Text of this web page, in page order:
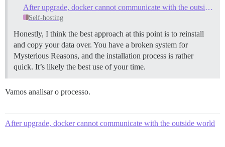
After upgrade, docker cannot communicate with the outside world
Self-hosting
Honestly, I think the best approach at this point is to reinstall
and copy your data over. You have a broken system for
Mysterious Reasons, and the installation process is rather
quick. It’s likely the best use of your time.
Vamos analisar o processo.
After upgrade, docker cannot communicate with the outside world